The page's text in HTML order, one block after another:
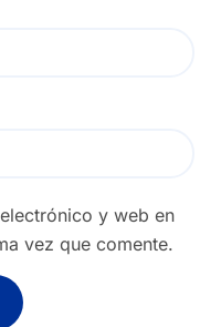
y web en
vez que comente.